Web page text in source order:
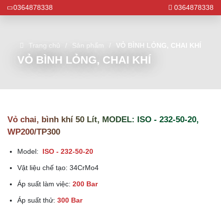
0364878338 0364878338
Trang chủ Sản phẩm VỎ BÌNH LỎNG, CHAI KHÍ
VỎ BÌNH LỎNG, CHAI KHÍ
Vỏ chai, bình khí 50 Lít, MODEL: ISO - 232-50-20,
WP200/TP300
Model: ISO - 232-50-20
Vật liệu chế tạo: 34CrMo4
Áp suất làm việc: 200 Bar
Áp suất thử: 300 Bar